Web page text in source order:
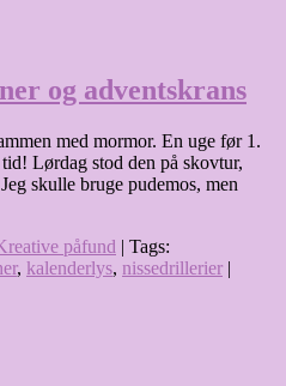
og adventskrans
med mormor. En uge før 1.
Lørdag stod den på skovtur,
skulle bruge pudemos, men
påfund | Tags:
, kalenderlys, nissedrillerier |